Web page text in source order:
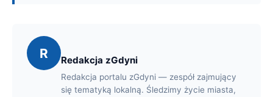
R Redakcja zGdyni
Redakcja portalu zGdyni — zespół zajmujący
się tematyką lokalną. Śledzimy życie miasta,